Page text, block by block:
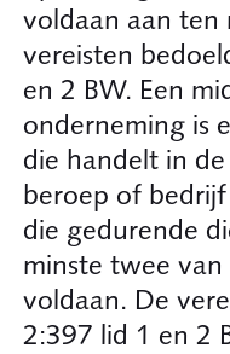
voldaan aan ten
vereisten
en 2 BW. Een
onderneming is
die handelt in
beroep of
die gedurende
minste twee
voldaan. De
2:397 lid 1 en 2